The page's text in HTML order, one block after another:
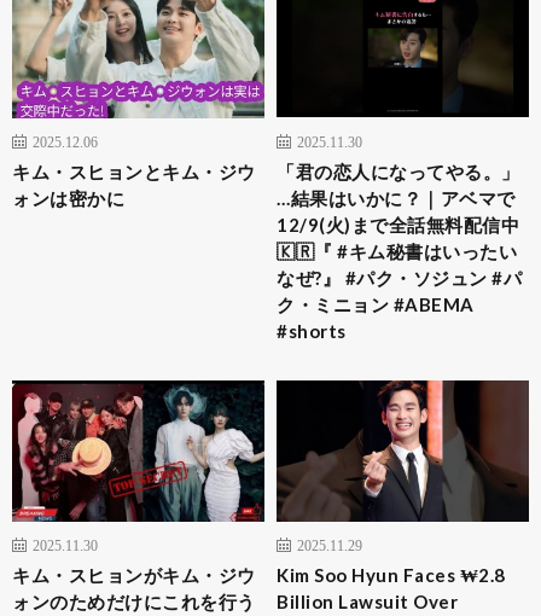
2025.12.06
キム・スヒョンとキム・ジウ
ォンは密かに
2025.11.30
「君の恋人になってやる。」
…結果はいかに？｜アベマで
12/9(火)まで全話無料配信中
🇰🇷『 #キム秘書はいったい
なぜ?』 #パク・ソジュン #パ
ク・ミニョン #ABEMA
#shorts
2025.11.30
キム・スヒョンがキム・ジウ
ォンのためだけにこれを行う
2025.11.29
Kim Soo Hyun Faces ₩2.8
Billion Lawsuit Over